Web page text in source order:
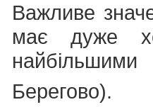
Важливе
має дуже
Берегово).